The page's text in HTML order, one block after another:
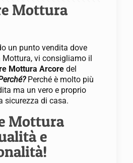
Mottura
un punto vendita dove
Mottura, vi consigliamo il
Mottura Arcore del
Perché è molto più
ma un vero e proprio
sicurezza di casa.
Mottura
e